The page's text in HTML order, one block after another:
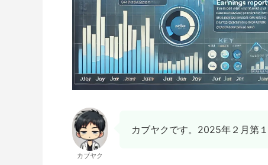
カブヤク
カブヤクです。2025年２月第